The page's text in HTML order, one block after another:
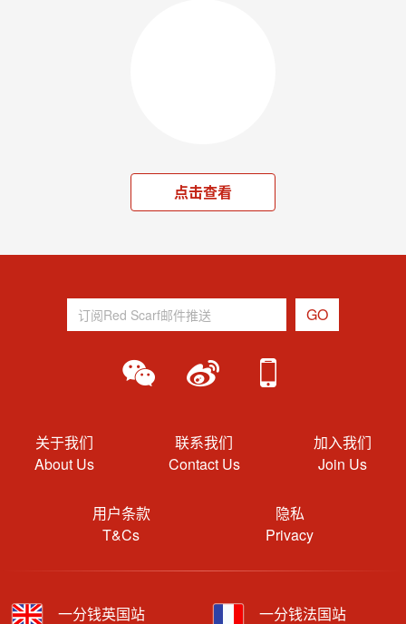
点击查看
关于我们
About Us
联系我们
Contact Us
加入我们
Join Us
用户条款
T&Cs
隐私
Privacy
一分钱英国站 一分钱法国站